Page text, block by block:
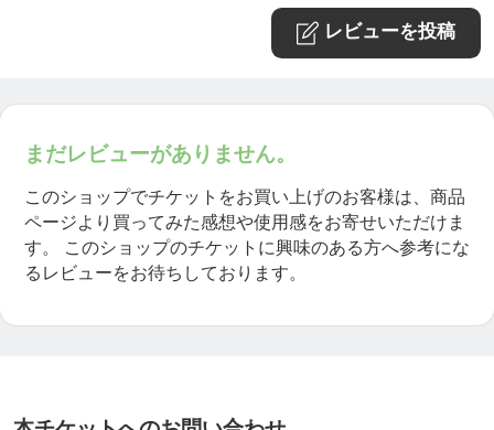
レビューを投稿
まだレビューがありません。
このショップでチケットをお買い上げのお客様は、商品
ページより買ってみた感想や使用感をお寄せいただけま
す。
このショップのチケットに興味のある方へ参考にな
るレビューをお待ちしております。